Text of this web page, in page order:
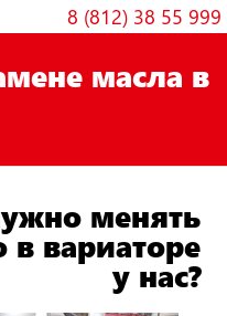
8 (812) 38 55 999
масла в
менять
в вариаторе
у нас?